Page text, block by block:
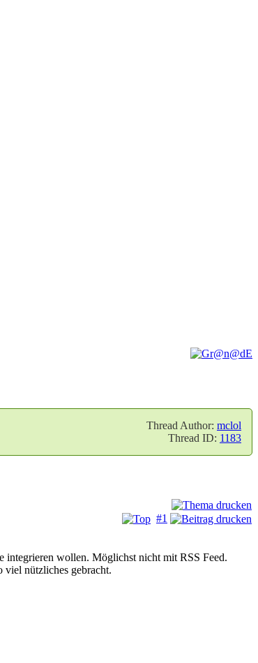
Thread Author: mclol
Thread ID: 1183
#1
integrieren wollen. Möglichst nicht mit RSS Feed.
viel nützliches gebracht.